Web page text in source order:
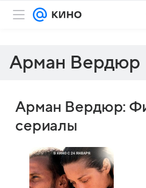
Арман Вердюр
Арман Вердюр:
сериалы